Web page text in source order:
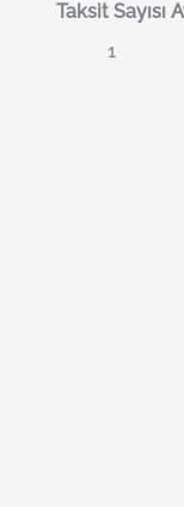
Taksit Sayısı
1